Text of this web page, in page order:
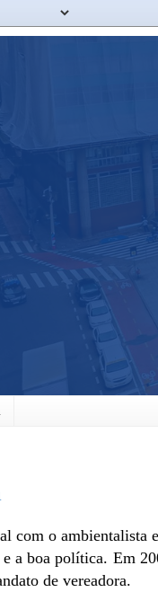
com o ambientalista
a boa política. Em
de vereadora.